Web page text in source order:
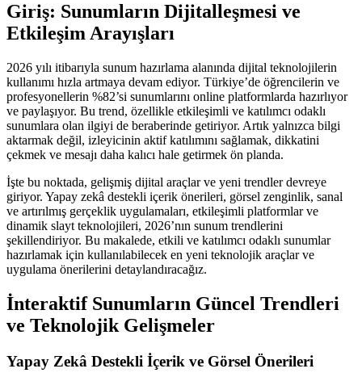
Giriş: Sunumların Dijitalleşmesi ve
Etkileşim Arayışları
2026 yılı itibarıyla sunum hazırlama alanında dijital teknolojilerin
kullanımı hızla artmaya devam ediyor. Türkiye’de öğrencilerin ve
profesyonellerin %82’si sunumlarını online platformlarda hazırlıyor
ve paylaşıyor. Bu trend, özellikle etkileşimli ve katılımcı odaklı
sunumlara olan ilgiyi de beraberinde getiriyor. Artık yalnızca bilgi
aktarmak değil, izleyicinin aktif katılımını sağlamak, dikkatini
çekmek ve mesajı daha kalıcı hale getirmek ön planda.
İşte bu noktada, gelişmiş dijital araçlar ve yeni trendler devreye
giriyor. Yapay zekâ destekli içerik önerileri, görsel zenginlik, sanal
ve artırılmış gerçeklik uygulamaları, etkileşimli platformlar ve
dinamik slayt teknolojileri, 2026’nın sunum trendlerini
şekillendiriyor. Bu makalede, etkili ve katılımcı odaklı sunumlar
hazırlamak için kullanılabilecek en yeni teknolojik araçlar ve
uygulama önerilerini detaylandıracağız.
İnteraktif Sunumların Güncel Trendleri
ve Teknolojik Gelişmeler
Yapay Zekâ Destekli İçerik ve Görsel Önerileri